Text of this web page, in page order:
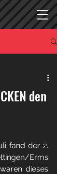
den
fand der 2.
Erms
dieses